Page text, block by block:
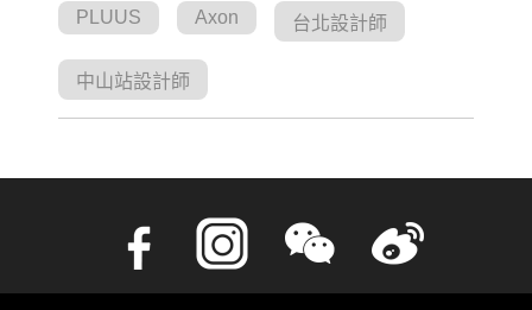
PLUUS Axon 台北設計師
中山站設計師